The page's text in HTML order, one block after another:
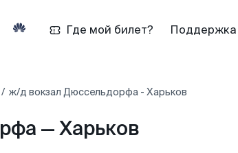
Где мой билет? Поддержка
ж/д вокзал Дюссельдорфа - Харьков
— Харьков